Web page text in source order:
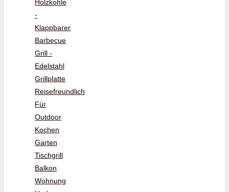
Holzkohle
-
Klappbarer
Barbecue
Grill -
Edelstahl
Grillplatte
Reisefreundlich
Für
Outdoor
Kochen
Garten
Tischgrill
Balkon
Wohnung